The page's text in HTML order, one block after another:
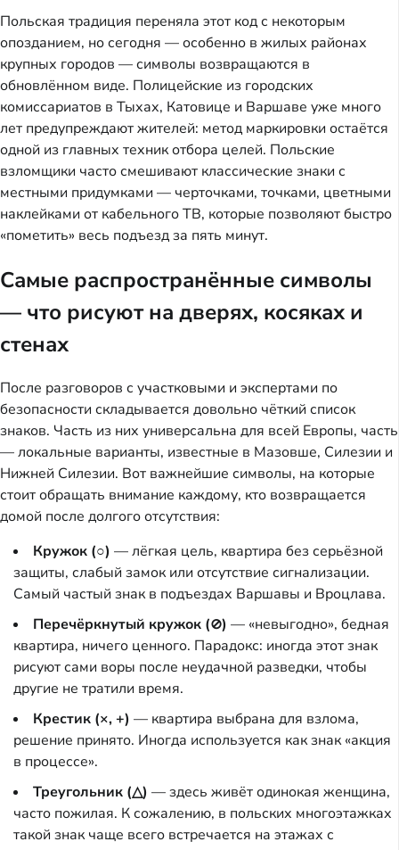
Польская традиция переняла этот код с некоторым
опозданием, но сегодня — особенно в жилых районах
крупных городов — символы возвращаются в
обновлённом виде. Полицейские из городских
комиссариатов в Тыхах, Катовице и Варшаве уже много
лет предупреждают жителей: метод маркировки остаётся
одной из главных техник отбора целей. Польские
взломщики часто смешивают классические знаки с
местными придумками — черточками, точками, цветными
наклейками от кабельного ТВ, которые позволяют быстро
«пометить» весь подъезд за пять минут.
Самые распространённые символы
— что рисуют на дверях, косяках и
стенах
После разговоров с участковыми и экспертами по
безопасности складывается довольно чёткий список
знаков. Часть из них универсальна для всей Европы, часть
— локальные варианты, известные в Мазовше, Силезии и
Нижней Силезии. Вот важнейшие символы, на которые
стоит обращать внимание каждому, кто возвращается
домой после долгого отсутствия:
Кружок (○) — лёгкая цель, квартира без серьёзной
защиты, слабый замок или отсутствие сигнализации.
Самый частый знак в подъездах Варшавы и Вроцлава.
Перечёркнутый кружок (⊘) — «невыгодно», бедная
квартира, ничего ценного. Парадокс: иногда этот знак
рисуют сами воры после неудачной разведки, чтобы
другие не тратили время.
Крестик (×, +) — квартира выбрана для взлома,
решение принято. Иногда используется как знак «акция
в процессе».
Треугольник (△) — здесь живёт одинокая женщина,
часто пожилая. К сожалению, в польских многоэтажках
такой знак чаще всего встречается на этажах с